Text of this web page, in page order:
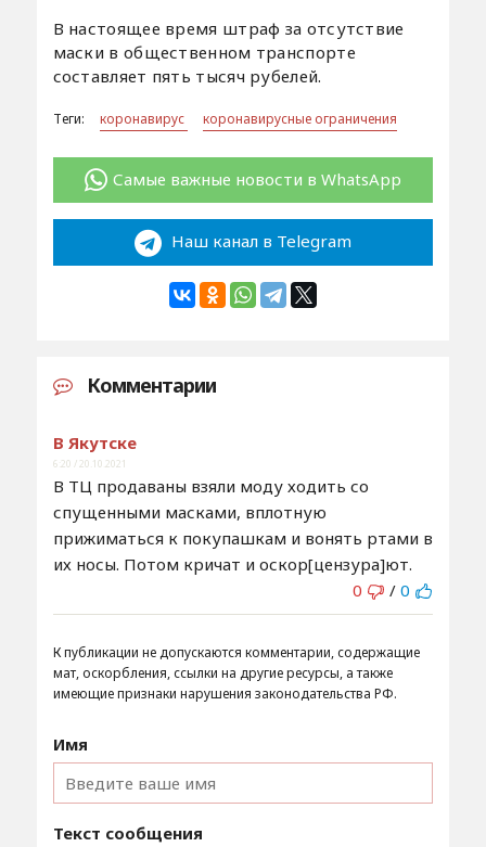
В настоящее время штраф за отсутствие
маски в общественном транспорте
составляет пять тысяч рубелей.
Теги: коронавирус коронавирусные ограничения
Самые важные новости в WhatsApp
Наш канал в Telegram
Комментарии
В Якутске
6:20 / 20.10.2021
В ТЦ продаваны взяли моду ходить со
спущенными масками, вплотную
прижиматься к покупашкам и вонять ртами в
их носы. Потом кричат и оскор[цензура]ют.
0
/ 0
К публикации не допускаются комментарии, содержащие
мат, оскорбления, ссылки на другие ресурсы, а также
имеющие признаки нарушения законодательства РФ.
Имя
Текст сообщения